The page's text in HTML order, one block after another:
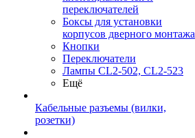
переключателей
Боксы для установки
корпусов дверного монтажа
Кнопки
Переключатели
Лампы CL2-502, CL2-523
Ещё
Кабельные разъемы (вилки,
розетки)